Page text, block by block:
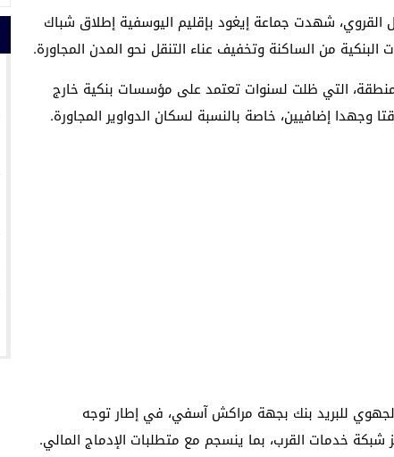
القروي، شهدت جماعة إيغود بإقليم اليوسفية إطلاق شباك
من الساكنة وتخفيف عناء التنقل نحو المدن المجاورة.
التي ظلت لسنوات تعتمد على مؤسسات بنكية خارج
وجهدا إضافيين، خاصة بالنسبة لسكان الدواوير المجاورة.
للبريد بنك بجهة مراكش آسفي، في إطار توجه
خدمات القرب، بما ينسجم مع متطلبات الإدماج المالي.